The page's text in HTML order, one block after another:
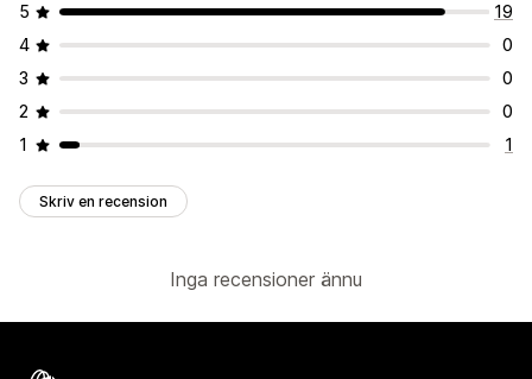
5
19
4
0
3
0
2
0
1
1
Skriv en recension
Inga recensioner ännu